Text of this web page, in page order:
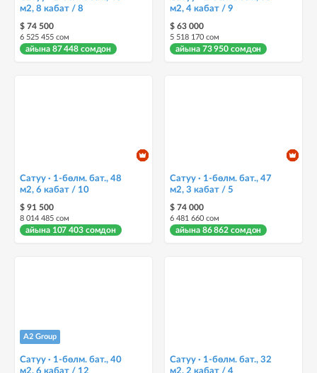
м2, 8 кабат / 8
$ 74 500
6 525 455 сом
айына 87 448 сомдон
м2, 4 кабат / 9
$ 63 000
5 518 170 сом
айына 73 950 сомдон
Сатуу · 1-бөлм. бат., 48
м2, 6 кабат / 10
$ 91 500
8 014 485 сом
айына 107 403 сомдон
Сатуу · 1-бөлм. бат., 47
м2, 3 кабат / 5
$ 74 000
6 481 660 сом
айына 86 862 сомдон
A2 Group
Сатуу · 1-бөлм. бат., 40
Сатуу · 1-бөлм. бат., 32